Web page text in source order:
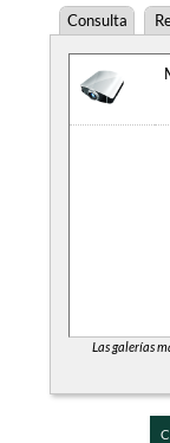
Consulta
Las galerías